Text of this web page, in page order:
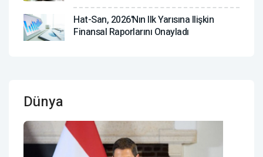
Hat-San, 2026'nın Ilk Yarısına Ilişkin
Finansal Raporlarını Onayladı
Dünya